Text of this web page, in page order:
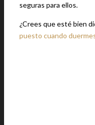
seguras para ellos.
¿Crees que esté bien
puesto cuando